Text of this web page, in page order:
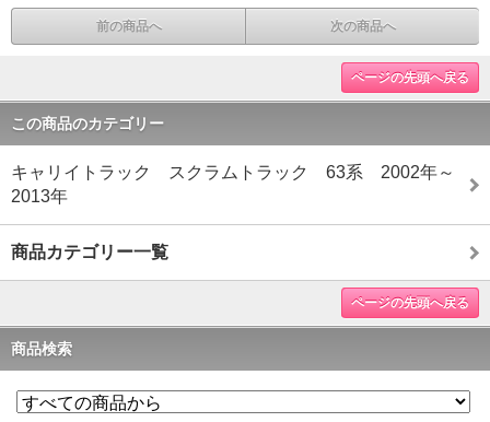
前の商品へ 次の商品へ
ページの先頭へ戻る
この商品のカテゴリー
キャリイトラック スクラムトラック 63系 2002年～
2013年
商品カテゴリー一覧
ページの先頭へ戻る
商品検索